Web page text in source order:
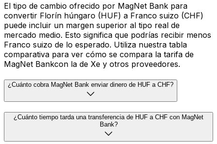
El tipo de cambio ofrecido por MagNet Bank para
convertir Florín húngaro (HUF) a Franco suizo (CHF)
puede incluir un margen superior al tipo real de
mercado medio. Esto significa que podrías recibir menos
Franco suizo de lo esperado. Utiliza nuestra tabla
comparativa para ver cómo se compara la tarifa de
MagNet Bankcon la de Xe y otros proveedores.
¿Cuánto cobra MagNet Bank enviar dinero de HUF a CHF?
¿Cuánto tiempo tarda una transferencia de HUF a CHF con MagNet
Bank?